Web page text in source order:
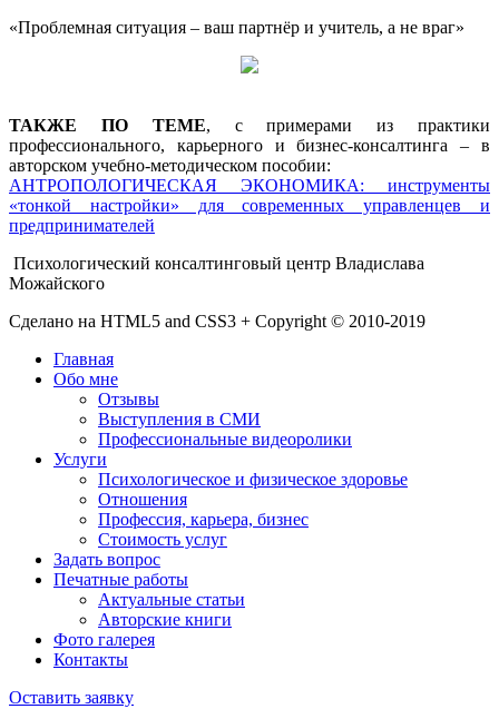
«Проблемная ситуация – ваш партнёр и учитель, а не враг»
ТАКЖЕ ПО ТЕМЕ, с примерами из практики
профессионального, карьерного и бизнес-консалтинга – в
авторском учебно-методическом пособии:
АНТРОПОЛОГИЧЕСКАЯ ЭКОНОМИКА: инструменты
«тонкой настройки» для современных управленцев и
предпринимателей
Психологический консалтинговый центр Владислава
Можайского
Сделано на HTML5 and CSS3 + Copyright © 2010-2019
Главная
Обо мне
Отзывы
Выступления в СМИ
Профессиональные видеоролики
Услуги
Психологическое и физическое здоровье
Отношения
Профессия, карьера, бизнес
Стоимость услуг
Задать вопрос
Печатные работы
Актуальные статьи
Авторские книги
Фото галерея
Контакты
Оставить заявку